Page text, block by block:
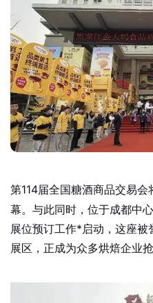
第114届全国糖酒商品交易会
幕。与此同时，位于成都中
展位预订工作*启动，这座被
展区，正成为众多烘焙企业